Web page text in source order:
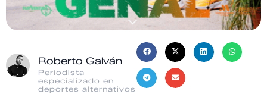
Roberto Galván
Periodista
especializado en
deportes alternativos